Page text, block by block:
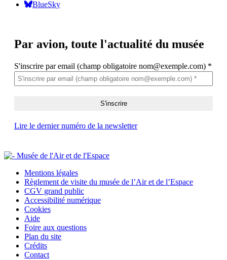
BlueSky
Par avion, toute l'actualité du musée
S'inscrire par email (champ obligatoire nom@exemple.com) *
Lire le dernier numéro de la newsletter
Mentions légales
Règlement de visite du musée de l’Air et de l’Espace
CGV grand public
Accessibilité numérique
Cookies
Aide
Foire aux questions
Plan du site
Crédits
Contact